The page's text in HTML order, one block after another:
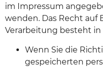
im Impressum
wenden. Das Recht auf
Verarbeitung besteht in
Wenn Sie die
gespeicherten